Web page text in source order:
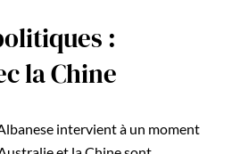
:
la Chine
intervient à un moment